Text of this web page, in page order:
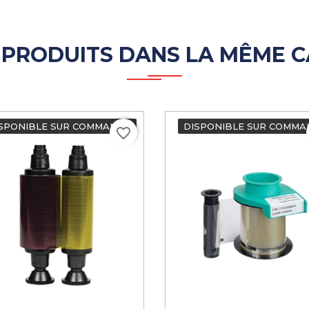
DANS LA MÊME
SUR COMMANDE
favorite_border DISPONIBLE SUR